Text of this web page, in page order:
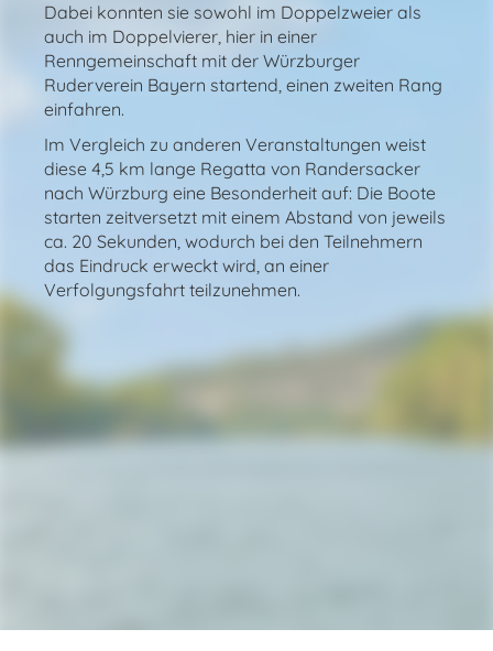
Dabei konnten sie sowohl im Doppelzweier als
auch im Doppelvierer, hier in einer
Renngemeinschaft mit der Würzburger
Ruderverein Bayern startend, einen zweiten Rang
einfahren.
Im Vergleich zu anderen Veranstaltungen weist
diese 4,5 km lange Regatta von Randersacker
nach Würzburg eine Besonderheit auf: Die Boote
starten zeitversetzt mit einem Abstand von jeweils
ca. 20 Sekunden, wodurch bei den Teilnehmern
das Eindruck erweckt wird, an einer
Verfolgungsfahrt teilzunehmen.